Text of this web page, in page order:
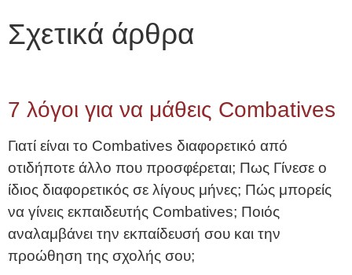
Σχετικά άρθρα
7 λόγοι για να μάθεις Combatives
Γιατί είναι το Combatives διαφορετικό από
οτιδήποτε άλλο που προσφέρεται; Πως Γίνεσε ο
ίδιος διαφορετικός σε λίγους μήνες; Πώς μπορείς
να γίνεις εκπαιδευτής Combatives; Ποιός
αναλαμβάνει την εκπαίδευσή σου και την
προώθηση της σχολής σου;